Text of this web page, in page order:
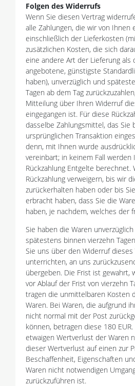
Folgen des Widerrufs
Wenn Sie diesen Vertrag
alle Zahlungen, die wir von Ihnen
einschließlich der Lieferkosten
zusätzlichen Kosten, die sich
eine andere Art der Lieferung als
angebotene, günstigste
haben), unverzüglich und
Tagen ab dem Tag
Mitteilung über Ihren Widerruf
eingegangen ist. Für diese
dasselbe Zahlungsmittel, das Sie
ursprünglichen Transaktion
denn, mit Ihnen wurde
vereinbart; in keinem Fall
Rückzahlung Entgelte berechnet.
Rückzahlung verweigern, bis wir
zurückerhalten haben oder bis
erbracht haben, dass Sie die
haben, je nachdem, welches der
Sie haben die Waren
spätestens binnen vierzehn
Sie uns über den Widerruf dieses
unterrichten, an uns
übergeben. Die Frist ist gewahrt,
vor Ablauf der Frist von vierzehn
tragen die unmittelbaren Kosten
Waren. Bei Waren, die aufgrund
nicht normal mit der Post
können, betragen diese 180
etwaigen Wertverlust der Waren
dieser Wertverlust auf einen zur
Beschaffenheit, Eigenschaften
Waren nicht notwendigen
zurückzuführen ist.